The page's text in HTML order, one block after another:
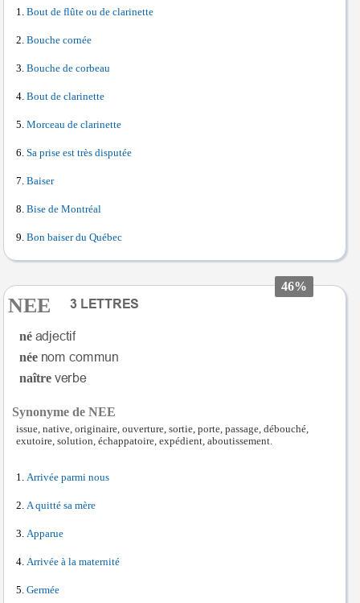
Bout de flûte ou de clarinette
Bouche cornée
Bouche de corbeau
Bout de clarinette
Morceau de clarinette
Sa prise est très disputée
Baiser
Bise de Montréal
Bon baiser du Québec
46%
NEE
né
née
naître
Synonyme de NEE
issue, native, originaire, ouverture, sortie, porte, passage, débouché,
exutoire, solution, échappatoire, expédient, aboutissement.
Arrivée parmi nous
A quitté sa mère
Apparue
Arrivée à la maternité
Germée